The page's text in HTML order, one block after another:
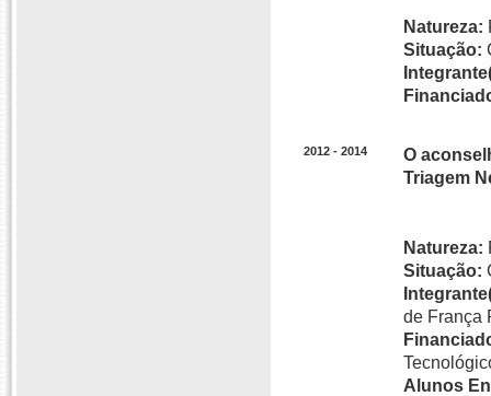
Natureza:
Situação:
2012 - 2014
O
Triagem
Natureza:
Situação:
de França
Alunos